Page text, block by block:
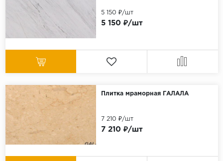
5 150 ₽/шт
5 150 ₽/шт
Плитка мраморная ГАЛАЛА
7 210 ₽/шт
7 210 ₽/шт